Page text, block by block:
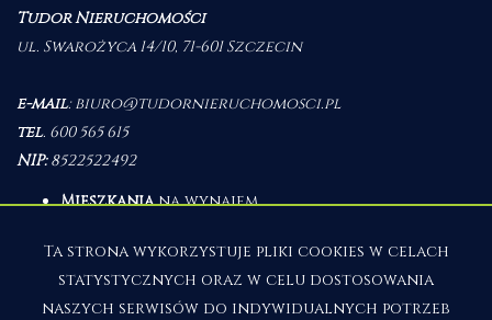
Tudor Nieruchomości
ul. Swarożyca 14/10, 71-601 Szczecin
e-mail:biuro@tudornieruchomosci.pl
tel. 600 565 615
NIP:8522522492
Mieszkaniana wynajem
Działki na wynajem
Lokalena wynajem
Halena wynajem
Obiektyna wynajem
Ta strona wykorzystuje pliki cookies w celach
statystycznych oraz w celu dostosowania
naszych serwisów do indywidualnych potrzeb